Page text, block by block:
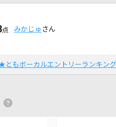
点 みかじゅ さん
ともボーカルエントリーランキング